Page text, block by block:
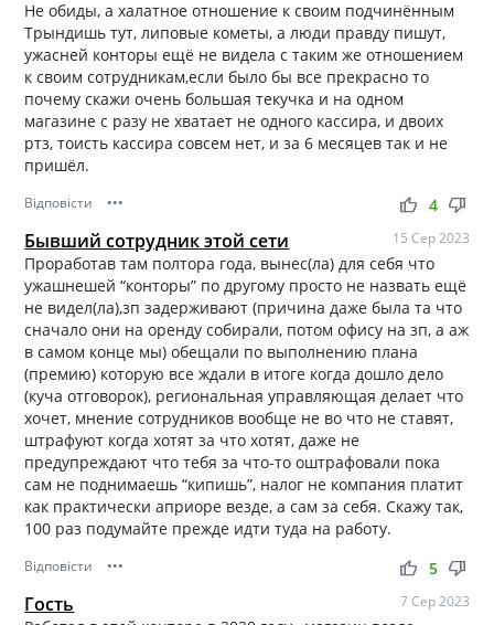
Не обиды, а халатное отношение к своим подчинённым
Трындишь тут, липовые кометы, а люди правду пишут,
ужасней конторы ещё не видела с таким же отношением
к своим сотрудникам,если было бы все прекрасно то
почему скажи очень большая текучка и на одном
магазине с разу не хватает не одного кассира, и двоих
ртз, тоисть кассира совсем нет, и за 6 месяцев так и не
пришёл.
Відповісти ••• thumb_up thumb_down
4
Бывший сотрудник этой сети 15 Сер 2023
Проработав там полтора года, вынес(ла) для себя что
ужашнешей “конторы” по другому просто не назвать ещё
не видел(ла),зп задерживают (причина даже была та что
сначало они на оренду собирали, потом офису на зп, а аж
в самом конце мы) обещали по выполнению плана
(премию) которую все ждали в итоге когда дошло дело
(куча отговорок), региональная управляющая делает что
хочет, мнение сотрудников вообще не во что не ставят,
штрафуют когда хотят за что хотят, даже не
предупреждают что тебя за что-то оштрафовали пока
сам не поднимаешь “кипишь”, налог не компания платит
как практически априоре везде, а сам за себя. Скажу так,
100 раз подумайте прежде идти туда на работу.
Відповісти ••• thumb_up thumb_down
5
Гость 7 Сер 2023